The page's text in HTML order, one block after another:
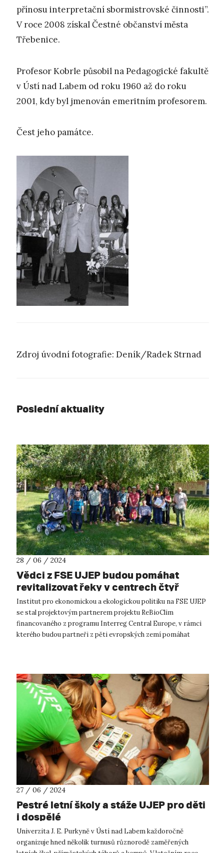
přínosu interpretační sbormistrovské činnosti”.
V roce 2008 získal Čestné občanství města
Třebenice.
Profesor Kobrle působil na Pedagogické fakultě
v Ústí nad Labem od roku 1960 až do roku
2001, kdy byl jmenován emeritním profesorem.
Čest jeho památce.
Zdroj úvodní fotografie: Deník/Radek Strnad
Poslední aktuality
28 / 06 / 2024
Vědci z FSE UJEP budou pomáhat
revitalizovat řeky v centrech čtyř
evropských měst
Institut pro ekonomickou a ekologickou politiku na FSE UJEP
se stal projektovým partnerem projektu ReBioClim
financovaného z programu Interreg Central Europe, v rámci
kterého budou partneři z pěti evropských zemí pomáhat
27 / 06 / 2024
Pestré letní školy a stáže UJEP pro děti
i dospělé
Univerzita J. E. Purkyně v Ústí nad Labem každoročně
organizuje hned několik turnusů různorodě zaměřených